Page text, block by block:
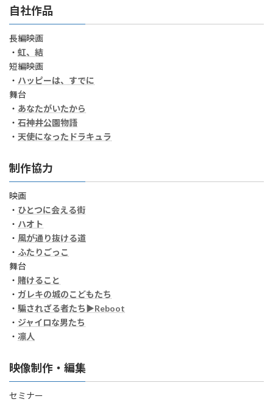
自社作品
長編映画
・ 虹、結
短編映画
・ ハッピーは、すでに
舞台
・ あなたがいたから
・ 石神井公園物語
・ 天使になったドラキュラ
制作協力
映画
・ ひとつに会える街
・ ハオト
・ 風が通り抜ける道
・ ふたりごっこ
舞台
・ 賭けること
・ ガレキの城のこどもたち
・ 騙されざる者たち▶Reboot
・ ジャイロな男たち
・ 凛人
映像制作・編集
セミナー